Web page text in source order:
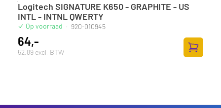
Logitech SIGNATURE K650 - GRAPHITE - US
INTL - INTNL QWERTY
Op voorraad · 920-010945
64,-
52,89 excl. BTW